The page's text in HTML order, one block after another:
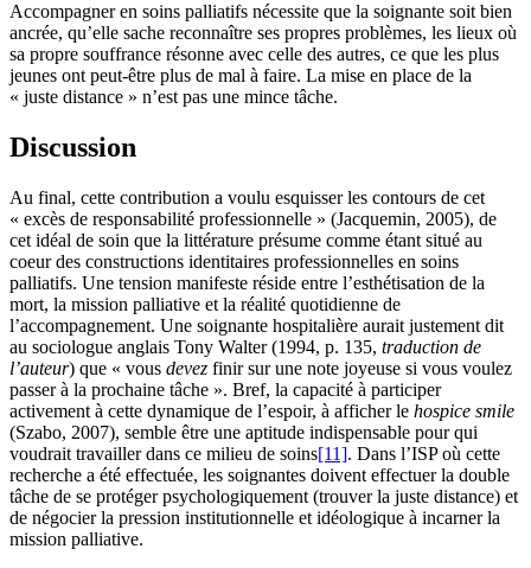
Accompagner en soins palliatifs nécessite que la soignante soit bien
ancrée, qu’elle sache reconnaître ses propres problèmes, les lieux où
sa propre souffrance résonne avec celle des autres, ce que les plus
jeunes ont peut-être plus de mal à faire. La mise en place de la
« juste distance » n’est pas une mince tâche.
Discussion
Au final, cette contribution a voulu esquisser les contours de cet
« excès de responsabilité professionnelle » (Jacquemin, 2005), de
cet idéal de soin que la littérature présume comme étant situé au
coeur des constructions identitaires professionnelles en soins
palliatifs. Une tension manifeste réside entre l’esthétisation de la
mort, la mission palliative et la réalité quotidienne de
l’accompagnement. Une soignante hospitalière aurait justement dit
au sociologue anglais Tony Walter (1994, p. 135, traduction de
l’auteur) que « vous devez finir sur une note joyeuse si vous voulez
passer à la prochaine tâche ». Bref, la capacité à participer
activement à cette dynamique de l’espoir, à afficher le hospice smile
(Szabo, 2007), semble être une aptitude indispensable pour qui
voudrait travailler dans ce milieu de soins[11]. Dans l’ISP où cette
recherche a été effectuée, les soignantes doivent effectuer la double
tâche de se protéger psychologiquement (trouver la juste distance) et
de négocier la pression institutionnelle et idéologique à incarner la
mission palliative.